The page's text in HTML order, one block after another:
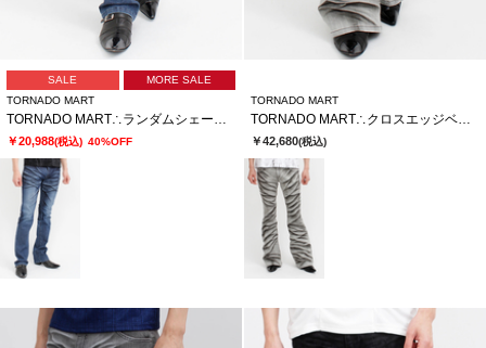
SALE
MORE SALE
TORNADO MART
TORNADO MART∴ランダムシェービングシューカットデニム
￥20,988(税込) 40%OFF
TORNADO MART
TORNADO MART∴クロスエッジベルボトム
￥42,680(税込)